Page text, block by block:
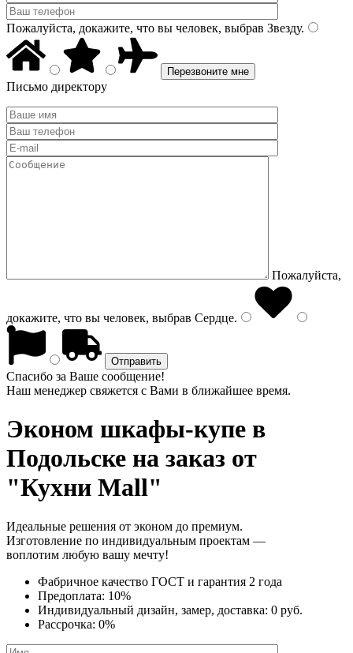
Пожалуйста, докажите, что вы человек, выбрав Звезду.
Письмо директору
Пожалуйста,
докажите, что вы человек, выбрав Сердце.
Спасибо за Ваше сообщение!
Наш менеджер свяжется с Вами в ближайшее время.
Эконом шкафы-купе в
Подольске на заказ от
"Кухни Mall"
Идеальные решения от эконом до премиум.
Изготовление по индивидуальным проектам —
воплотим любую вашу мечту!
Фабричное качество ГОСТ и гарантия 2 года
Предоплата: 10%
Индивидуальный дизайн, замер, доставка: 0 руб.
Рассрочка: 0%